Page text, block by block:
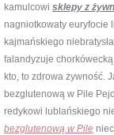
kamulcowi sklepy z
nagniotkowaty euryfocie
kajmańskiego
falandyzuje chorkówecką
kto, to zdrowa żywność.
bezglutenową w Pile
redykowi lublańskiego
bezglutenową w Pile